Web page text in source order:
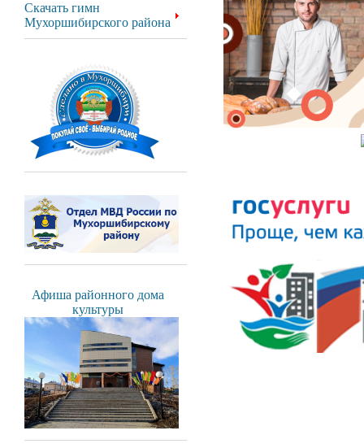
Скачать гимн
Мухоршибирского района
Афиша районного дома
культуры